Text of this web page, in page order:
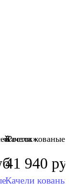
Качели
41 940
Качели